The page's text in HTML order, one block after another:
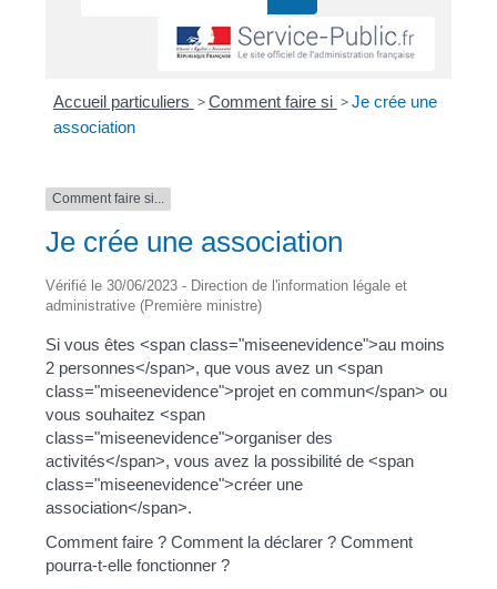
Accueil particuliers >Comment faire si >Je crée une
association
Comment faire si...
Je crée une association
Vérifié le 30/06/2023 - Direction de l'information légale et
administrative (Première ministre)
Si vous êtes <span class="miseenevidence">au moins
2 personnes</span>, que vous avez un <span
class="miseenevidence">projet en commun</span> ou
vous souhaitez <span
class="miseenevidence">organiser des
activités</span>, vous avez la possibilité de <span
class="miseenevidence">créer une
association</span>.
Comment faire ? Comment la déclarer ? Comment
pourra-t-elle fonctionner ?